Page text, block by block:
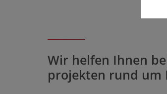
Wir helfen Ihnen
projekten rund um